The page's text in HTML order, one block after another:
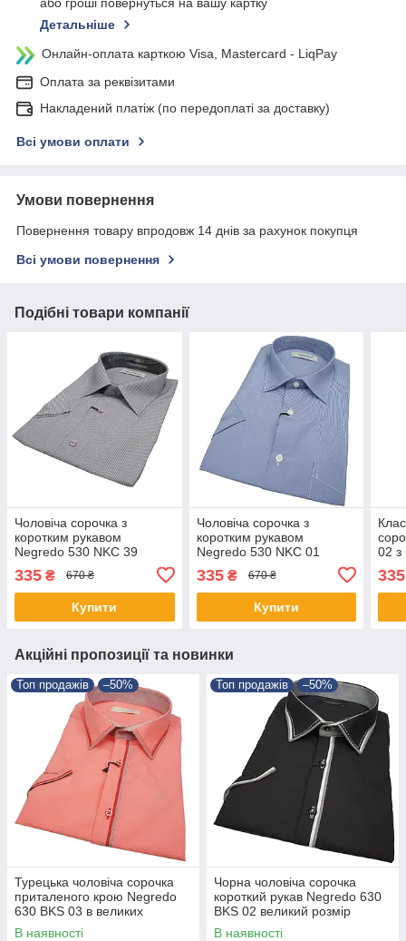
або гроші повернуться на вашу картку
Детальніше
Онлайн-оплата карткою Visa, Mastercard - LiqPay
Оплата за реквізитами
Накладений платіж (по передоплаті за доставку)
Всі умови оплати
Умови повернення
Повернення товару впродовж 14 днів за рахунок покупця
Всі умови повернення
Подібні товари компанії
Чоловіча сорочка з
коротким рукавом
Negredo 530 NKC 39
335 ₴ 670 ₴
Купити
Чоловіча сорочка з
коротким рукавом
Negredo 530 NKC 01
335₴ 670 ₴
Купити
02 з
335
Акційні пропозиції та новинки
Топ продажів –50%
Турецька чоловіча сорочка
приталеного крою Negredo
630 BKS 03 в великих
розмірах
В наявності
Топ продажів –50%
Чорна чоловіча сорочка
короткий рукав Negredo 630
BKS 02 великий розмір
В наявності